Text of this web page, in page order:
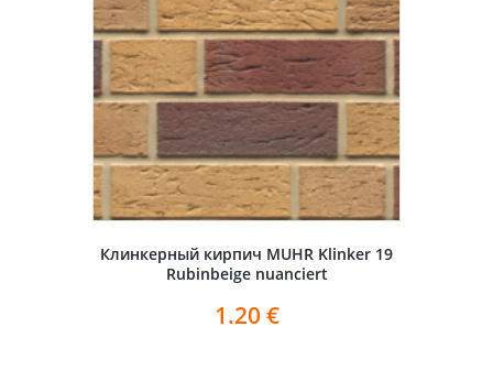
Клинкерный кирпич MUHR Klinker 19
Rubinbeige nuanciert
1.20 €